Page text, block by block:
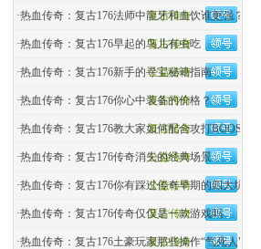
复古传奇
·热血传奇：复古176法师中龍牙和血饮谁更强？
复古传奇
·热血传奇：复古176早起的鸟儿有虫吃
公益传奇
·热血传奇：复古176新手的寻宝秘籍指南
复古传奇
·热血传奇：复古176你心中装备的价格？
复古传奇
·热血传奇：复古176教大家如何配合攻打BOOS
公益传奇
·热血传奇：复古176传奇消失的经典场景
公益传奇
·热血传奇：复古176你有踩过传奇早期的四大坑吗？
复古传奇
·热血传奇：复古176传奇仅仅是一款游戏吗
复古传奇
·热血传奇：复古176土豪玩家那些操作“气死人"